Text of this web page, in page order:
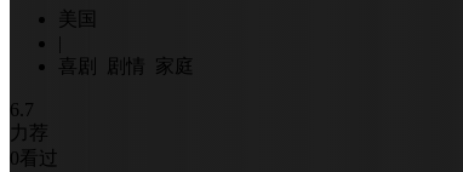
美国
|
喜剧 剧情 家庭
6.7
力荐
0看过